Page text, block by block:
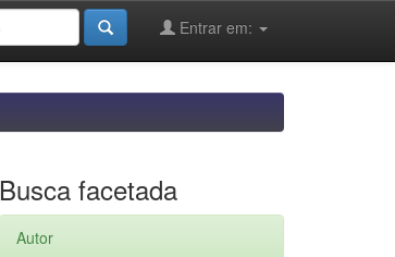
Entrar em:
Busca facetada
Autor